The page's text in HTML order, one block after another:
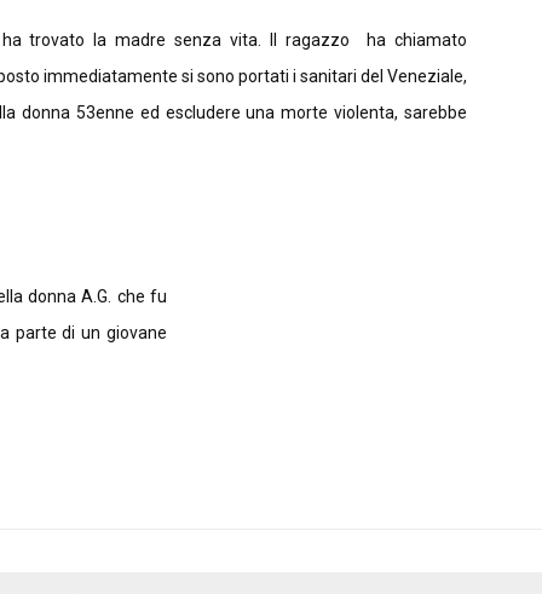
trovato la madre senza vita. Il ragazzo ha chiamato
immediatamente si sono portati i sanitari del Veneziale,
donna 53enne ed escludere una morte violenta, sarebbe
donna A.G. che fu
parte di un giovane